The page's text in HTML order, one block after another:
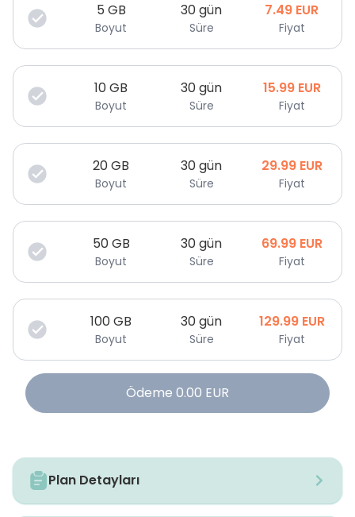
5 GB
Boyut
30 gün
Süre
7.49 EUR
Fiyat
10GB
Boyut
30 gün
Süre
15.99 EUR
Fiyat
20GB
Boyut
30 gün
Süre
29.99 EUR
Fiyat
50GB
Boyut
30 gün
Süre
69.99 EUR
Fiyat
100GB
Boyut
30 gün
Süre
129.99 EUR
Fiyat
Ödeme 0.00 EUR
Plan Detayları